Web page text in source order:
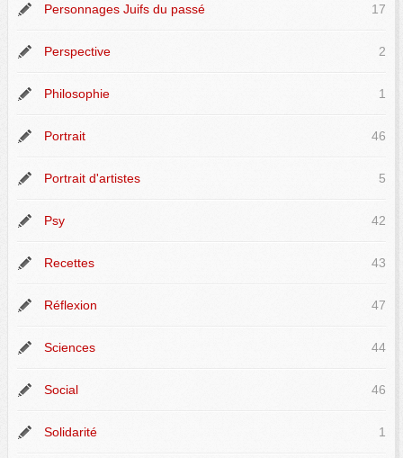
Personnages Juifs du passé 17
Perspective 2
Philosophie 1
Portrait 46
Portrait d'artistes 5
Psy 42
Recettes 43
Réflexion 47
Sciences 44
Social 46
Solidarité 1